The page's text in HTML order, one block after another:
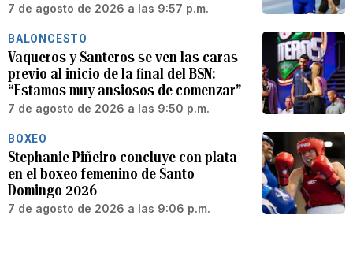
7 de agosto de 2026 a las 9:57 p.m.
BALONCESTO
Vaqueros y Santeros se ven las caras
previo al inicio de la final del BSN:
“Estamos muy ansiosos de comenzar”
7 de agosto de 2026 a las 9:50 p.m.
BOXEO
Stephanie Piñeiro concluye con plata
en el boxeo femenino de Santo
Domingo 2026
7 de agosto de 2026 a las 9:06 p.m.